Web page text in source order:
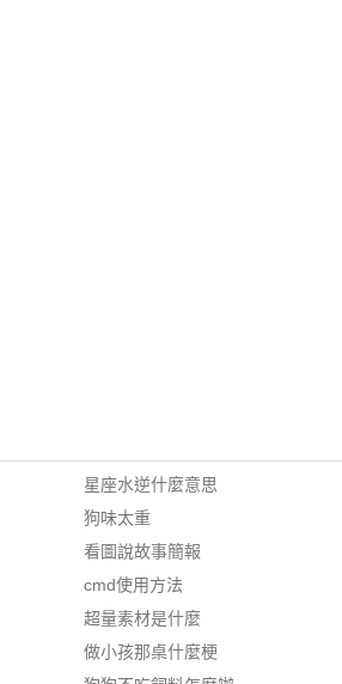
星座水逆什麼意思
狗味太重
看圖說故事簡報
cmd使用方法
超量素材是什麼
做小孩那桌什麼梗